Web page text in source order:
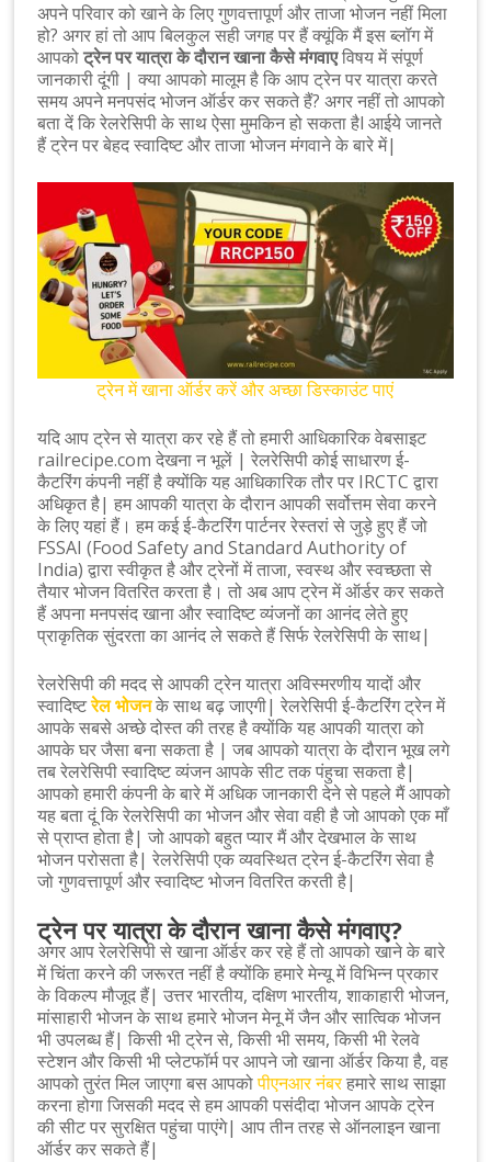
अपने परिवार को खाने के लिए गुणवत्तापूर्ण औरताजाभोजन नहीं मिला
हो? अगर हां तो आप बिलकुल सही जगह पर हैं क्यूंकि मैं इस ब्लॉग में
आपकोट्रेन पर यात्रा के दौरान खाना कैसे मंगवाएविषय में संपूर्ण
जानकारी दूंगी | क्या आपको मालूम है कि आप ट्रेन पर यात्रा करते
समय अपने मनपसंद भोजन ऑर्डर कर सकते हैं? अगर नहीं तो आपको
बता दें कि रेलरेसिपी के साथ ऐसा मुमकिन हो सकता हैl आईये जानते
हैं ट्रेन पर बेहदस्वादिष्टऔरताजाभोजन मंगवाने के बारे में|
ट्रेन में खाना ऑर्डर करें और अच्छा डिस्काउंट पाएं
यदि आप ट्रेन से यात्रा कर रहे हैं तो हमारी आधिकारिक वेबसाइट
railrecipe.com देखना न भूलें | रेलरेसिपी कोई साधारण ई-
कैटरिंग कंपनी नहीं है क्योंकि यह आधिकारिक तौर पर IRCTC द्वारा
अधिकृत है| हम आपकी यात्रा के दौरान आपकी सर्वोत्तम सेवा करने
के लिए यहां हैं। हम कई ई-कैटरिंग पार्टनर रेस्तरां से जुड़े हुए हैं जो
FSSAI (Food Safety and Standard Authority of
India) द्वारा स्वीकृत है और ट्रेनों में ताजा, स्वस्थ और स्वच्छता से
तैयार भोजन वितरित करता है। तो अब आप ट्रेन में ऑर्डर कर सकते
हैं अपना मनपसंद खाना और स्वादिष्ट व्यंजनों का आनंद लेते हुए
प्राकृतिक सुंदरता का आनंद ले सकते हैं सिर्फ रेलरेसिपी के साथ|
रेलरेसिपी की मदद से आपकी ट्रेन यात्रा अविस्मरणीय यादों और
स्वादिष्टरेल भोजनके साथ बढ़ जाएगी| रेलरेसिपी ई-कैटरिंग ट्रेन में
आपके सबसे अच्छे दोस्त की तरह है क्योंकि यह आपकी यात्रा को
आपके घर जैसा बना सकता है | जब आपको यात्रा के दौरान भूख लगे
तब रेलरेसिपी स्वादिष्ट व्यंजन आपके सीट तक पंहुचा सकता है|
आपको हमारी कंपनी के बारे में अधिक जानकारी देने से पहले मैं आपको
यह बता दूं कि रेलरेसिपी का भोजन और सेवा वही है जो आपको एक माँ
से प्राप्त होता है| जो आपको बहुत प्यार मैं और देखभाल के साथ
भोजन परोसता है| रेलरेसिपी एक व्यवस्थित ट्रेन ई-कैटरिंग सेवा है
जो गुणवत्तापूर्ण और स्वादिष्ट भोजन वितरित करती है|
ट्रेन पर यात्रा के दौरान खाना कैसे मंगवाए?
अगर आप रेलरेसिपी से खाना ऑर्डर कर रहे हैं तो आपको खाने के बारे
में चिंता करने की जरूरत नहीं है क्योंकि हमारे मेन्यू में विभिन्न प्रकार
के विकल्प मौजूद हैं| उत्तर भारतीय, दक्षिण भारतीय, शाकाहारी भोजन,
मांसाहारी भोजन के साथ हमारे भोजन मेनू में जैन और सात्विक भोजन
भी उपलब्ध हैं| किसी भी ट्रेन से, किसी भी समय, किसी भी रेलवे
स्टेशन और किसी भी प्लेटफॉर्म पर आपने जो खाना ऑर्डर किया है, वह
आपको तुरंत मिल जाएगा बस आपकोपीएनआर नंबरहमारे साथ साझा
करना होगा जिसकी मदद से हम आपकी पसंदीदा भोजन आपके ट्रेन
की सीट पर सुरक्षित पहुंचा पाएंगे| आप तीन तरह से ऑनलाइन खाना
ऑर्डर कर सकते हैं|